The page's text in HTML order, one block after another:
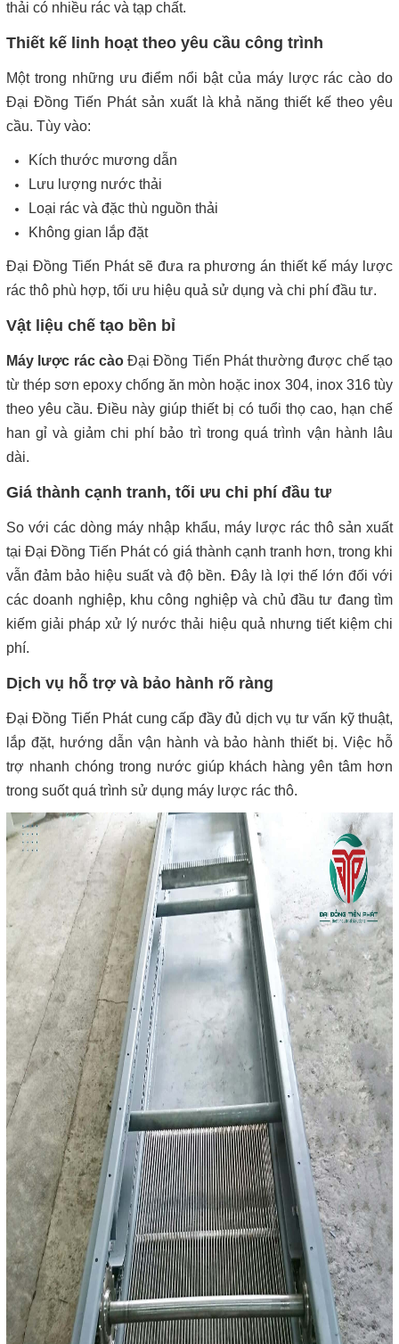
thải có nhiều rác và tạp chất.
Thiết kế linh hoạt theo yêu cầu công trình
Một trong những ưu điểm nổi bật của máy lược rác cào do
Đại Đồng Tiến Phát sản xuất là khả năng thiết kế theo yêu
cầu. Tùy vào:
Kích thước mương dẫn
Lưu lượng nước thải
Loại rác và đặc thù nguồn thải
Không gian lắp đặt
Đại Đồng Tiến Phát sẽ đưa ra phương án thiết kế máy lược
rác thô phù hợp, tối ưu hiệu quả sử dụng và chi phí đầu tư.
Vật liệu chế tạo bền bỉ
Máy lược rác càoĐại Đồng Tiến Phát thường được chế tạo
từ thép sơn epoxy chống ăn mòn hoặc inox 304, inox 316 tùy
theo yêu cầu. Điều này giúp thiết bị có tuổi thọ cao, hạn chế
han gỉ và giảm chi phí bảo trì trong quá trình vận hành lâu
dài.
Giá thành cạnh tranh, tối ưu chi phí đầu tư
So với các dòng máy nhập khẩu, máy lược rác thô sản xuất
tại Đại Đồng Tiến Phát có giá thành cạnh tranh hơn, trong khi
vẫn đảm bảo hiệu suất và độ bền. Đây là lợi thế lớn đối với
các doanh nghiệp, khu công nghiệp và chủ đầu tư đang tìm
kiếm giải pháp xử lý nước thải hiệu quả nhưng tiết kiệm chi
phí.
Dịch vụ hỗ trợ và bảo hành rõ ràng
Đại Đồng Tiến Phát cung cấp đầy đủ dịch vụ tư vấn kỹ thuật,
lắp đặt, hướng dẫn vận hành và bảo hành thiết bị. Việc hỗ
trợ nhanh chóng trong nước giúp khách hàng yên tâm hơn
trong suốt quá trình sử dụng máy lược rác thô.